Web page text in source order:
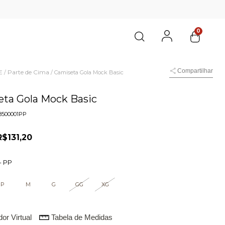
0
/ Parte de Cima / Camiseta Gola Mock Basic Compartilhar
Gola Mock Basic
PP
P M G GG XG
Virtual Tabela de Medidas